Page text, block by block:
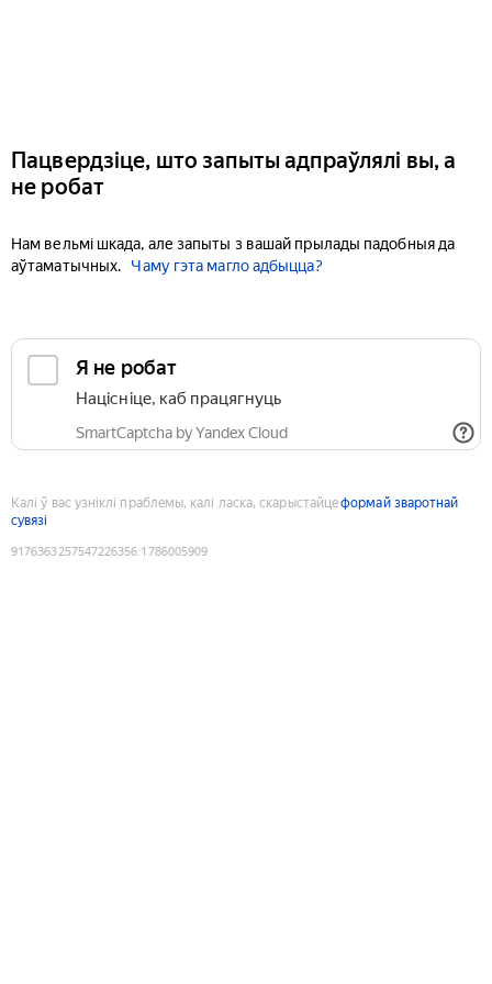
Пацвердзіце, што запыты адпраўлялі вы, а
не робат
Нам вельмі шкада, але запыты з вашай прылады падобныя да
аўтаматычных.
Чаму гэта магло адбыцца?
Я не робат
Націсніце, каб працягнуць
SmartCaptcha by Yandex Cloud
Калі ў вас узніклі праблемы, калі ласка, скарыстайцеформай зваротнай
сувязі
9176363257547226356:1786005909